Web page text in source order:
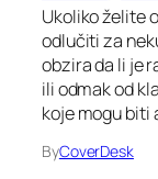
Ukoliko želite
odlučiti za
obzira da li je
ili odmak od
koje mogu biti
ByCoverDesk